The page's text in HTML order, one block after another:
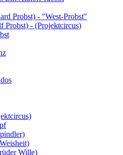
Probst) - "West-Probst"
Probst) - (Projektcircus)
Wille)